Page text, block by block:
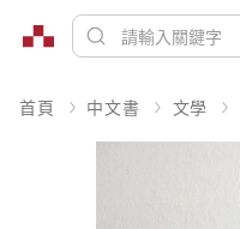
首頁 中文書 文學